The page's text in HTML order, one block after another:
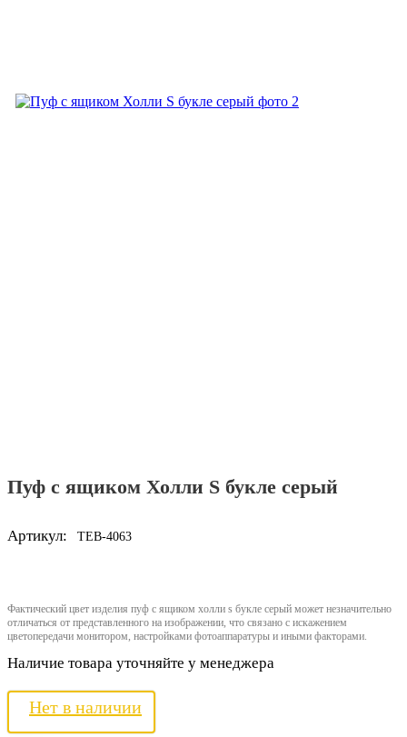
Пуф с ящиком Холли S букле серый
Артикул: TEB-4063
Фактический цвет изделия пуф с ящиком холли s букле серый может незначительно
отличаться от представленного на изображении, что связано с искажением
цветопередачи монитором, настройками фотоаппаратуры и иными факторами.
Наличие товара уточняйте у менеджера
Нет в наличии